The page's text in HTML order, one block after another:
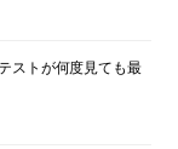
ストが何度見ても最